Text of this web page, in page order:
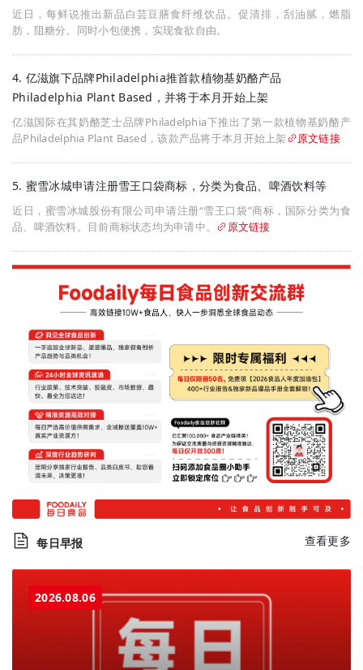
近日，每鲜说推出新品白芸豆膳食纤维饮品。促清排，刮油腻，燃脂
肪，阻糖分。同时小包便携，实现食欲自由。
4. 亿滋旗下品牌Philadelphia推首款植物基奶酪产品
Philadelphia Plant Based，并将于本月开始上架
亿滋国际在其奶酪芝士品牌Philadelphia下推出了第一款植物基奶酪产
品Philadelphia Plant Based，该款产品将于本月开始上架
原文链接
5. 蜜雪冰城申请注册雪王口袋商标，分类为食品、啤酒饮料等
近日，蜜雪冰城股份有限公司申请注册“雪王口袋”商标，国际分类为食
品、啤酒饮料。目前商标状态均为申请中。
原文链接
每日早报 查看更多
2026.08.06